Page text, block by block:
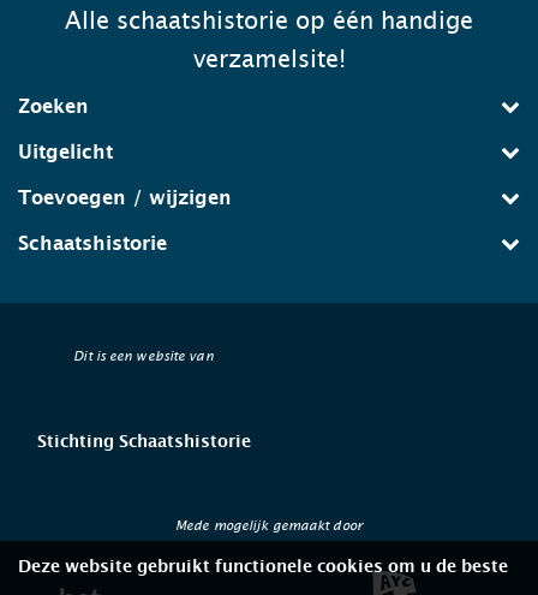
Alle schaatshistorie op één handige
verzamelsite!
Zoeken
Uitgelicht
Toevoegen / wijzigen
Schaatshistorie
Dit is een website van
Stichting Schaatshistorie
Mede mogelijk gemaakt door
Deze website gebruikt functionele cookies om u de beste